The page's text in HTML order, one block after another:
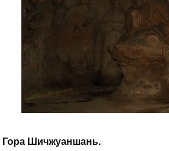
Гора Шичжуаншань.